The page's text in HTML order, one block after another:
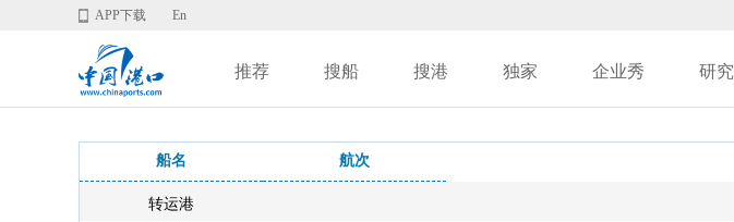
APP下载 En
推荐 搜船 搜港 独家 企业秀 研
船名 航次
转运港